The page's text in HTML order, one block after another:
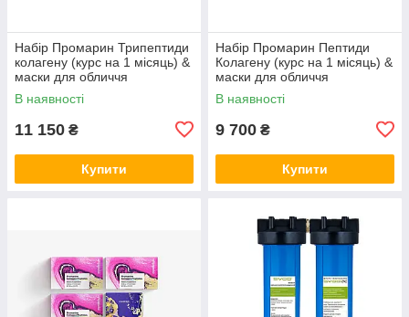
Набір Промарин Трипептиди
колагену (курс на 1 місяць) &
маски для обличчя
біоцелюлозні Skin Harmony
(5 саше)
В наявності
11 150 ₴
Купити
Набір Промарин Пептиди
Колагену (курс на 1 місяць) &
маски для обличчя
біоцелюлозні Hydro Boost (5
саше)
В наявності
9 700 ₴
Купити